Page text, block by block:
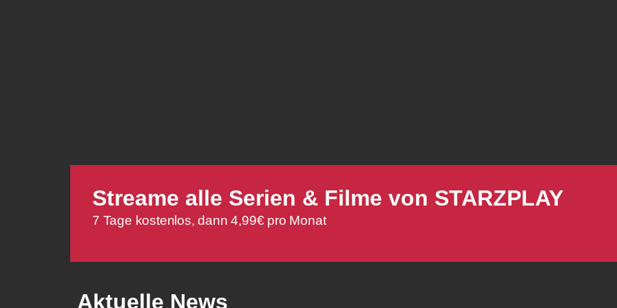
Streame alle Serien & Filme von STARZPLAY
7 Tage kostenlos, dann 4,99€ pro Monat
Aktuelle News